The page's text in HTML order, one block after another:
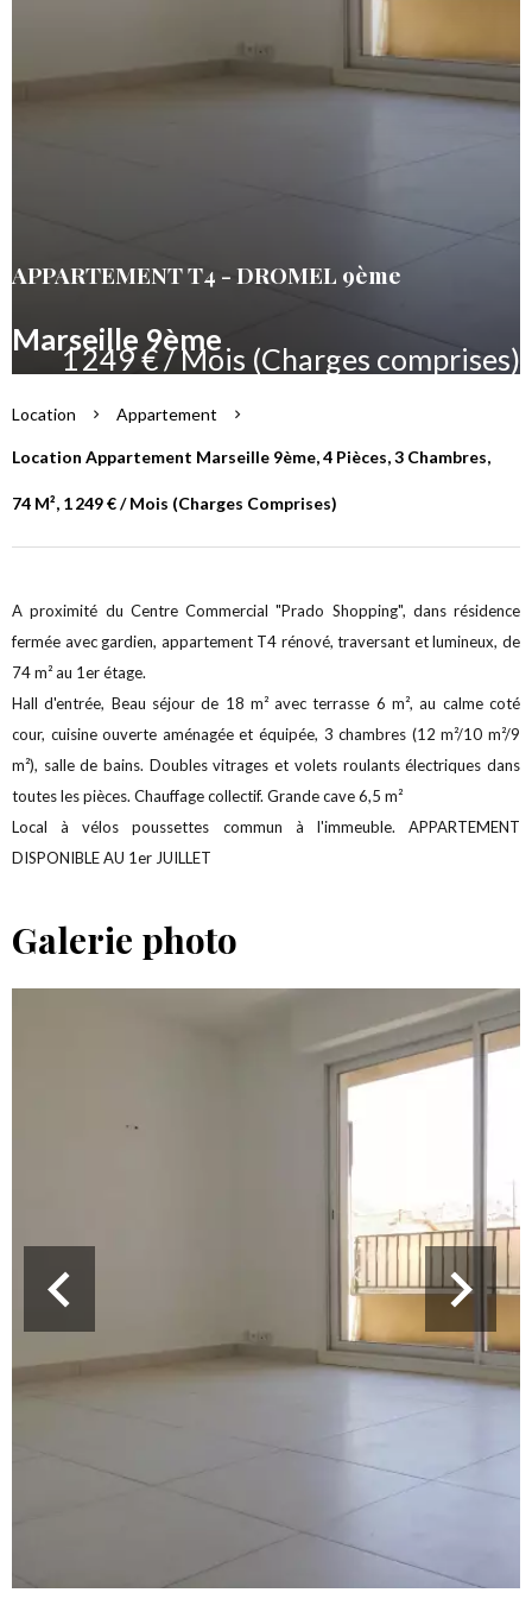
APPARTEMENT T4 - DROMEL 9ème
Marseille 9ème
1 249 € / Mois (Charges comprises)
Location Appartement
Location Appartement Marseille 9ème, 4 Pièces, 3 Chambres,
74 M², 1 249 € / Mois (Charges Comprises)
A proximité du Centre Commercial "Prado Shopping", dans résidence
fermée avec gardien, appartement T4 rénové, traversant et lumineux, de
74 m² au 1er étage.
Hall d'entrée, Beau séjour de 18 m² avec terrasse 6 m², au calme coté
cour, cuisine ouverte aménagée et équipée, 3 chambres (12 m²/10 m²/9
m²), salle de bains. Doubles vitrages et volets roulants électriques dans
toutes les pièces. Chauffage collectif. Grande cave 6,5 m²
Local à vélos poussettes commun à l'immeuble. APPARTEMENT
DISPONIBLE AU 1er JUILLET
Galerie photo